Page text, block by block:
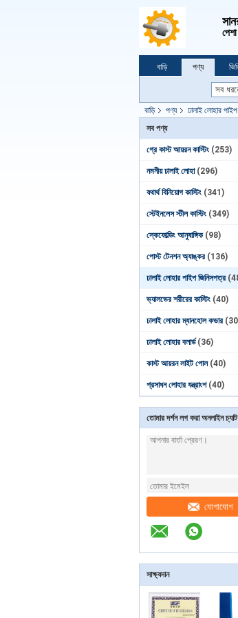
বাড়ি পণ্য
বাড়ি পণ্য ঢালাই লোহার
সব পণ্য
গ্রে কাস্ট আয়রন কাস্টিং (253)
নমনীয় ঢালাই লোহা (296)
যথার্থ বিনিয়োগ কাস্টিং (341)
স্টেইনলেস স্টীল কাস্টিং (349)
স্কেফোল্ডিং আনুষাঙ্গিক (98)
পোস্ট টেনশন অ্যাঙ্কর (136)
ঢালাই লোহার পাইপ জিনিসপত্র
ভ্যালভের শরীরের কাস্টিং (40)
ঢালাই লোহার ম্যানহোল কভার
ঢালাই লোহার বলার্ড (36)
কাস্ট আয়রন লাইট পোল (40)
প্রসাধন লোহার যন্ত্রাংশ (40)
তোমার দর্শন লগ করা অনলাইন
যোগাযোগ
সাক্ষ্যদান